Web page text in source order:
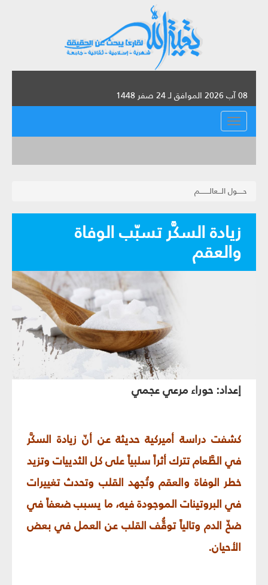
08 آب 2026 الموافق لـ 24 صفر 1448
القائمة
حـــــول الـــعالــــــــم
زيادة السكَّر تسبّب الوفاة
والعقم
إعداد: حوراء مرعي عجمي
كشفت دراسة أميركية حديثة عن أنّ زيادة السكَّر
في الطَّعام تترك أثراً سلبياً على كل الثدييات وتزيد
خطر الوفاة والعقم وتُجهد القلب وتحدث تغييرات
في البروتينات الموجودة فيه، ما يسبب ضعفاً في
ضخّ الدم وتالياً توقُّف القلب عن العمل في بعض
الأحيان.